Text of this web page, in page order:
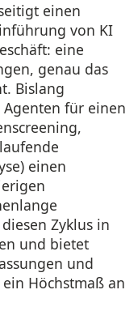
einen
von KI
eine
genau das
Bislang
für einen
einen
Zyklus in
und bietet
und
Höchstmaß an